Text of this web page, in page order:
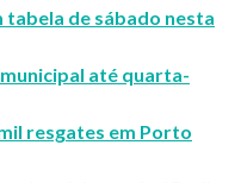
de sábado nesta
até quarta-
resgates em Porto